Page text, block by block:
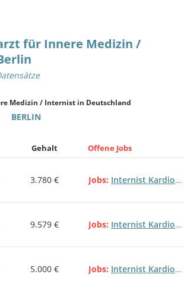
für Innere Medizin /
Medizin / Internist in Deutschland
BERLIN
Gehalt Offene Jobs
3.780 € Jobs Internist Kardiologe Gastroenterologe Facharzt innere Medizin
9.579 € Jobs Internist Kardiologe Gastroenterologe Facharzt innere Medizin
5.000 € Jobs Internist Kardiologe Gastroenterologe Facharzt innere Medizin